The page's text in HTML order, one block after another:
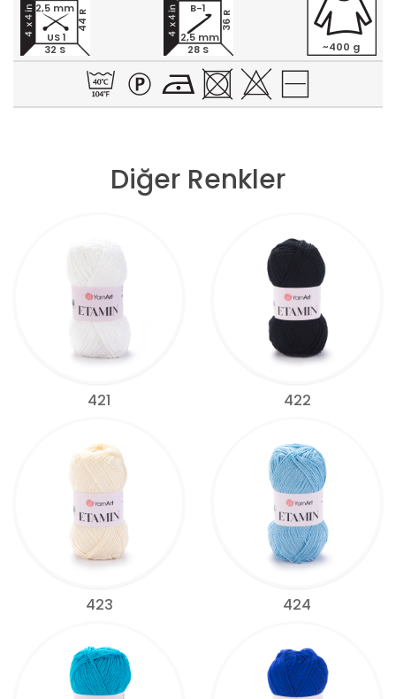
32 S
44 R
2,5 mm
US 1
28 S
36 R
B-1
2,5 mm
~400 g
Diğer Renkler
421 422
423 424